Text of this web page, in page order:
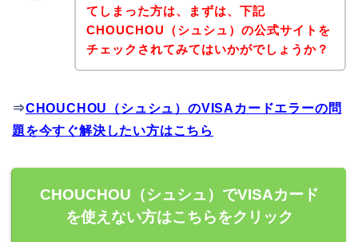
てしまった方は、まずは、下記
CHOUCHOU（シュシュ）の公式サイトを
チェックされてみてはいかがでしょうか？
⇒CHOUCHOU（シュシュ）のVISAカードエラーの問
題を今すぐ解決したい方はこちら
CHOUCHOU（シュシュ）でVISAカード
を使えない方はこちらをクリック